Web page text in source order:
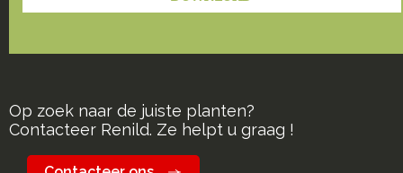
Op zoek naar de juiste planten?
Contacteer Renild. Ze helpt u graag !